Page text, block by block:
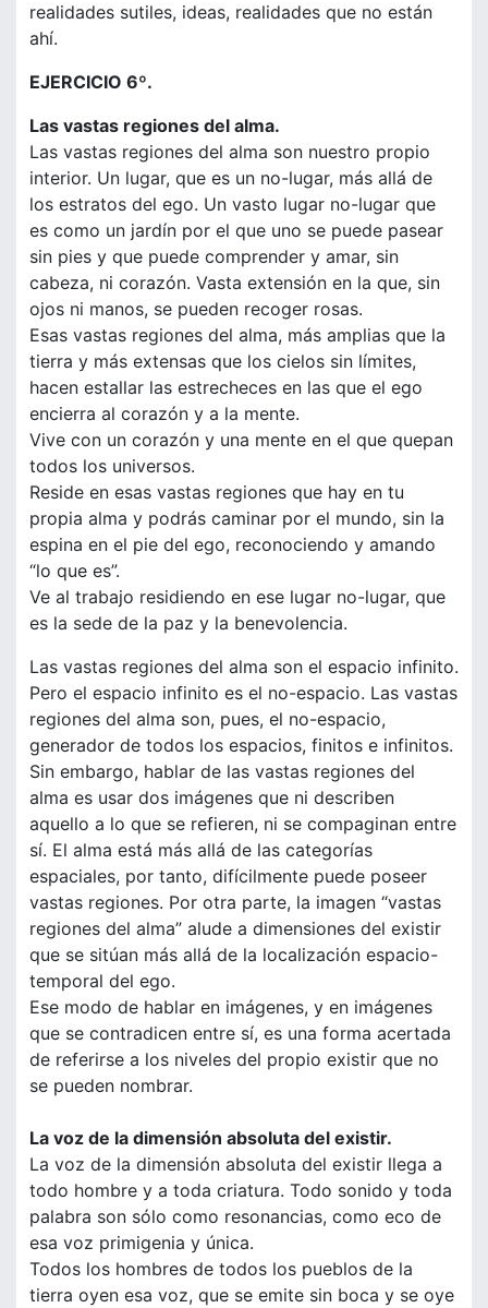
realidades sutiles, ideas, realidades que no están
ahí.
EJERCICIO 6º.
Las vastas regiones del alma.
Las vastas regiones del alma son nuestro propio
interior. Un lugar, que es un no-lugar, más allá de
los estratos del ego. Un vasto lugar no-lugar que
es como un jardín por el que uno se puede pasear
sin pies y que puede comprender y amar, sin
cabeza, ni corazón. Vasta extensión en la que, sin
ojos ni manos, se pueden recoger rosas.
Esas vastas regiones del alma, más amplias que la
tierra y más extensas que los cielos sin límites,
hacen estallar las estrecheces en las que el ego
encierra al corazón y a la mente.
Vive con un corazón y una mente en el que quepan
todos los universos.
Reside en esas vastas regiones que hay en tu
propia alma y podrás caminar por el mundo, sin la
espina en el pie del ego, reconociendo y amando
“lo que es”.
Ve al trabajo residiendo en ese lugar no-lugar, que
es la sede de la paz y la benevolencia.
Las vastas regiones del alma son el espacio infinito.
Pero el espacio infinito es el no-espacio. Las vastas
regiones del alma son, pues, el no-espacio,
generador de todos los espacios, finitos e infinitos.
Sin embargo, hablar de las vastas regiones del
alma es usar dos imágenes que ni describen
aquello a lo que se refieren, ni se compaginan entre
sí. El alma está más allá de las categorías
espaciales, por tanto, difícilmente puede poseer
vastas regiones. Por otra parte, la imagen “vastas
regiones del alma” alude a dimensiones del existir
que se sitúan más allá de la localización espacio-
temporal del ego.
Ese modo de hablar en imágenes, y en imágenes
que se contradicen entre sí, es una forma acertada
de referirse a los niveles del propio existir que no
se pueden nombrar.
La voz de la dimensión absoluta del existir.
La voz de la dimensión absoluta del existir llega a
todo hombre y a toda criatura. Todo sonido y toda
palabra son sólo como resonancias, como eco de
esa voz primigenia y única.
Todos los hombres de todos los pueblos de la
tierra oyen esa voz, que se emite sin boca y se oye